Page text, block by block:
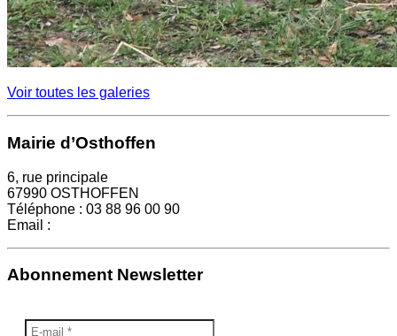
Voir toutes les galeries
Mairie d’Osthoffen
6, rue principale
67990 OSTHOFFEN
Téléphone : 03 88 96 00 90
Email :
Abonnement Newsletter